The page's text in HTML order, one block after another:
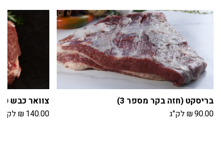
בריסקט (חזה בקר מספר 3)
₪90.00 לק"ג
צוואר כבש
₪ 140.00 לק"ג